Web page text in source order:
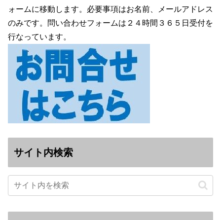
ォームに移動します。必要事項はお名前、メールアドレス
のみです。問い合わせフォームは２４時間３６５日受付を
行なっています。
サイト内検索